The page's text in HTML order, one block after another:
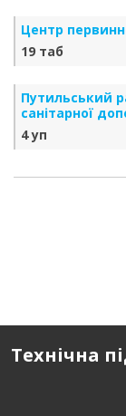
Центр
19 таб
Путильський
санітарної
4 уп
Технічна